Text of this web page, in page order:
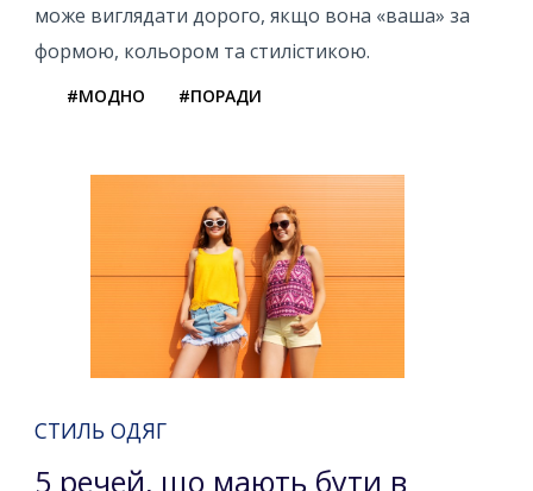
може виглядати дорого, якщо вона «ваша» за
формою, кольором та стилістикою.
#МОДНО #ПОРАДИ
СТИЛЬ ОДЯГ
5 речей, що мають бути в